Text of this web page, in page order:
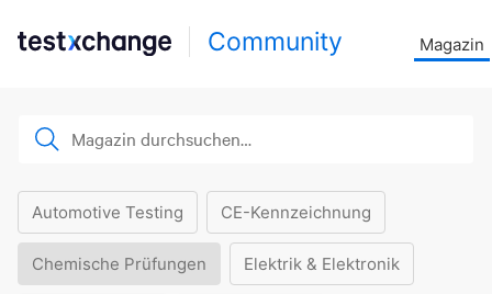
Community Magazin
Automotive Testing CE-Kennzeichnung
Chemische Prüfungen Elektrik & Elektronik